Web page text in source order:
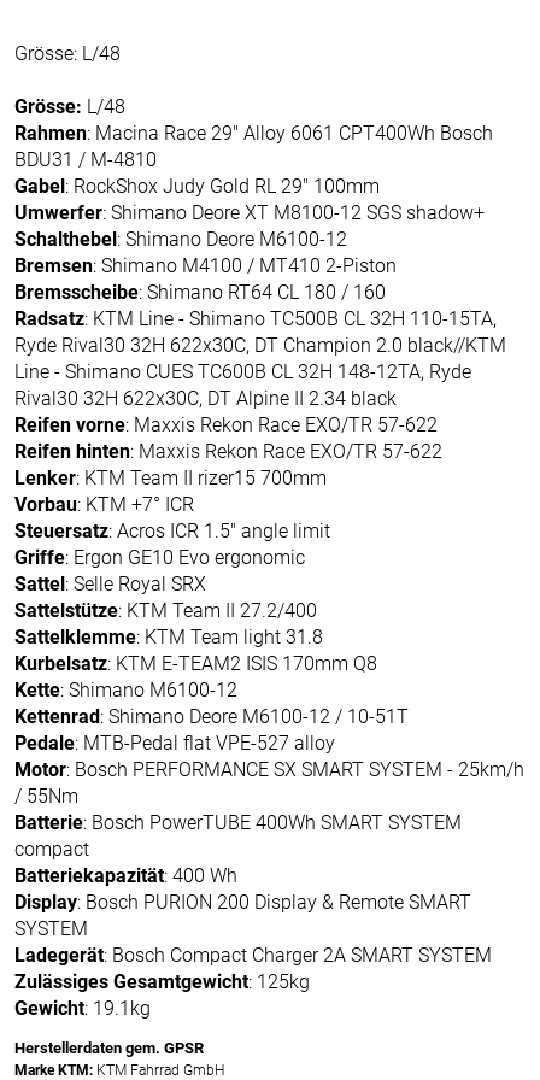
Grösse: L/48
Grösse: L/48
Rahmen: Macina Race 29" Alloy 6061 CPT400Wh Bosch
BDU31 / M-4810
Gabel: RockShox Judy Gold RL 29" 100mm
Umwerfer: Shimano Deore XT M8100-12 SGS shadow+
Schalthebel: Shimano Deore M6100-12
Bremsen: Shimano M4100 / MT410 2-Piston
Bremsscheibe: Shimano RT64 CL 180 / 160
Radsatz: KTM Line - Shimano TC500B CL 32H 110-15TA,
Ryde Rival30 32H 622x30C, DT Champion 2.0 black//KTM
Line - Shimano CUES TC600B CL 32H 148-12TA, Ryde
Rival30 32H 622x30C, DT Alpine II 2.34 black
Reifen vorne: Maxxis Rekon Race EXO/TR 57-622
Reifen hinten: Maxxis Rekon Race EXO/TR 57-622
Lenker: KTM Team II rizer15 700mm
Vorbau: KTM +7° ICR
Steuersatz: Acros ICR 1.5" angle limit
Griffe: Ergon GE10 Evo ergonomic
Sattel: Selle Royal SRX
Sattelstütze: KTM Team II 27.2/400
Sattelklemme: KTM Team light 31.8
Kurbelsatz: KTM E-TEAM2 ISIS 170mm Q8
Kette: Shimano M6100-12
Kettenrad: Shimano Deore M6100-12 / 10-51T
Pedale: MTB-Pedal flat VPE-527 alloy
Motor: Bosch PERFORMANCE SX SMART SYSTEM - 25km/h
/ 55Nm
Batterie: Bosch PowerTUBE 400Wh SMART SYSTEM
compact
Batteriekapazität: 400 Wh
Display: Bosch PURION 200 Display & Remote SMART
SYSTEM
Ladegerät: Bosch Compact Charger 2A SMART SYSTEM
Zulässiges Gesamtgewicht: 125kg
Gewicht: 19.1kg
Herstellerdaten gem. GPSR
Marke KTM: KTM Fahrrad GmbH